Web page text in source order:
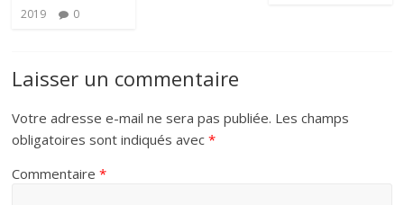
2019
0
Laisser un commentaire
Votre adresse e-mail ne sera pas publiée. Les champs
obligatoires sont indiqués avec*
Commentaire*